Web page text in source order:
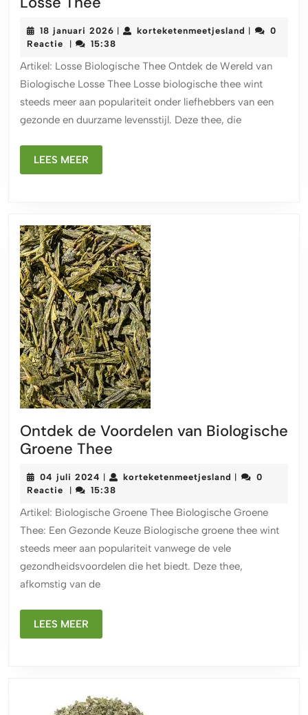
Puurheid
Biologische
Losse
Thee
18 januari 2026 18
januari
| korteketenmeetjesland |
0
Reactie
| 15:38
Artikel: Losse Biologische Thee Ontdek de Wereld van
Biologische Losse Thee Losse biologische thee wint
steeds meer aan populariteit onder liefhebbers van een
gezonde en duurzame levensstijl. Deze thee, die
LEES MEER
MEER
Ontdek de Voordelen van Biologische
Groene Thee
Voordelen
Biologische
Groene
Thee
04 juli 2024 04
juli
| korteketenmeetjesland |
0
Reactie
| 15:38
Artikel: Biologische Groene Thee Biologische Groene
Thee: Een Gezonde Keuze Biologische groene thee wint
steeds meer aan populariteit vanwege de vele
gezondheidsvoordelen die het biedt. Deze thee,
afkomstig van de
LEES MEER
MEER